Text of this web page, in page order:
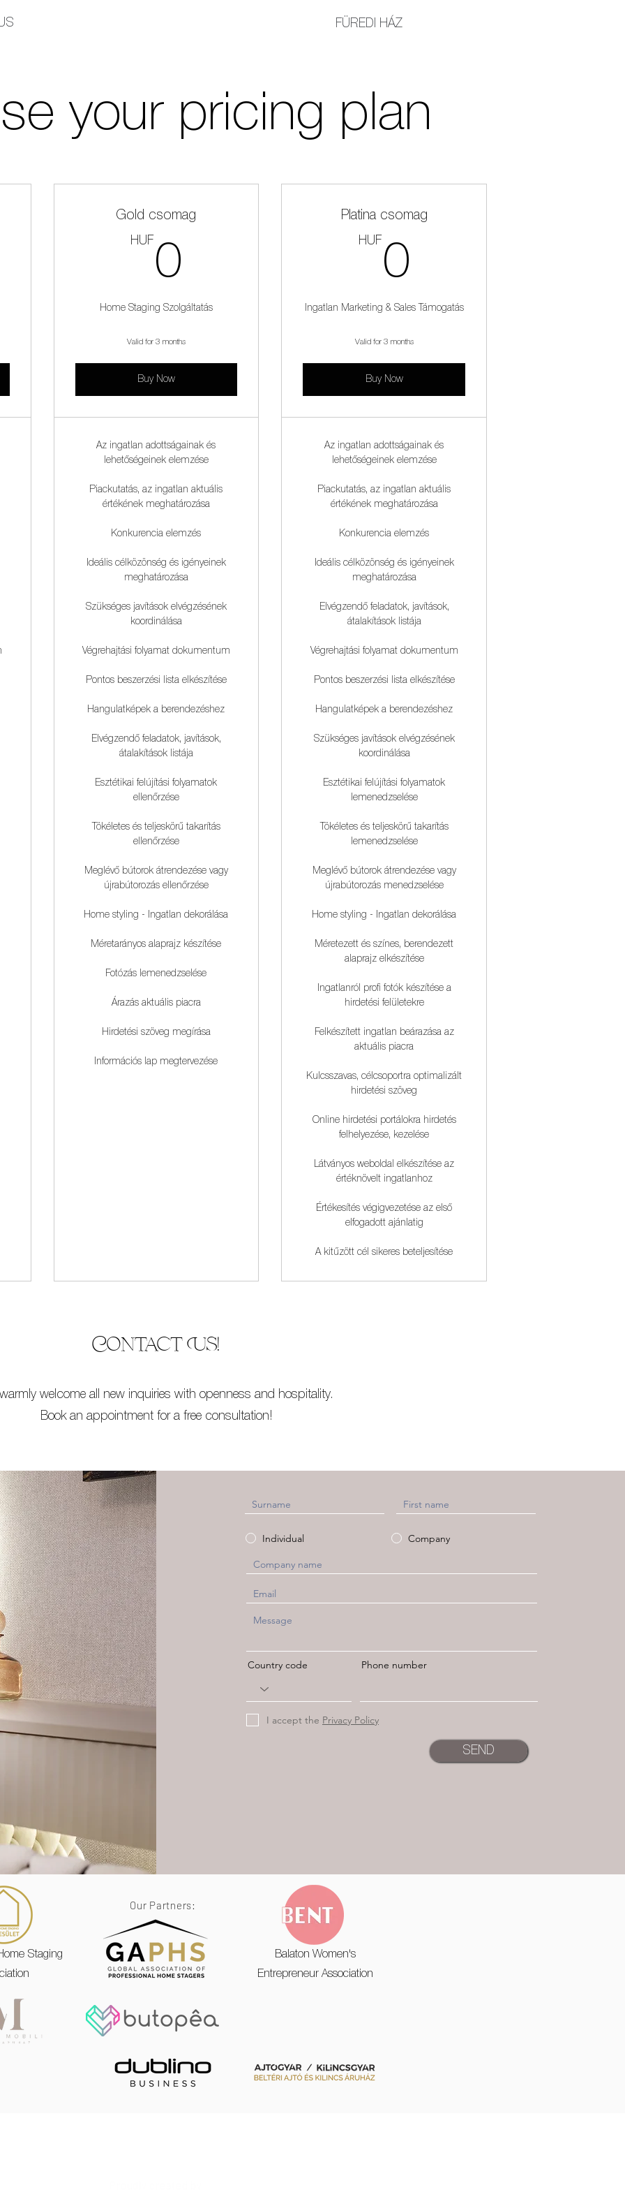
FÜREDI HÁZ
your pricing plan
Gold csomag
HUF
0
Home Staging Szolgáltatás
Valid for 3 months
Buy Now
Az ingatlan adottságainak és
lehetőségeinek elemzése
Piackutatás, az ingatlan aktuális
értékének meghatározása
Konkurencia elemzés
Ideális célközönség és igényeinek
meghatározása
Szükséges javítások elvégzésének
koordinálása
Végrehajtási folyamat dokumentum
Pontos beszerzési lista elkészítése
Hangulatképek a berendezéshez
Elvégzendő feladatok, javítások,
átalakítások listája
Esztétikai felújítási folyamatok
ellenőrzése
Tökéletes és teljeskörű takarítás
ellenőrzése
Meglévő bútorok átrendezése vagy
újrabútorozás ellenőrzése
Home styling - Ingatlan dekorálása
Méretarányos alaprajz készítése
Fotózás lemenedzselése
Árazás aktuális piacra
Hirdetési szöveg megírása
Információs lap megtervezése
Platina csomag
HUF
0
Ingatlan Marketing & Sales Támogatás
Valid for 3 months
Buy Now
Az ingatlan adottságainak és
lehetőségeinek elemzése
Piackutatás, az ingatlan aktuális
értékének meghatározása
Konkurencia elemzés
Ideális célközönség és igényeinek
meghatározása
Elvégzendő feladatok, javítások,
átalakítások listája
Végrehajtási folyamat dokumentum
Pontos beszerzési lista elkészítése
Hangulatképek a berendezéshez
Szükséges javítások elvégzésének
koordinálása
Esztétikai felújítási folyamatok
lemenedzselése
Tökéletes és teljeskörű takarítás
lemenedzselése
Meglévő bútorok átrendezése vagy
újrabútorozás menedzselése
Home styling - Ingatlan dekorálása
Méretezett és színes, berendezett
alaprajz elkészítése
Ingatlanról profi fotók készítése a
hirdetési felületekre
Felkészített ingatlan beárazása az
aktuális piacra
Kulcsszavas, célcsoportra optimalizált
hirdetési szöveg
Online hirdetési portálokra hirdetés
felhelyezése, kezelése
Látványos weboldal elkészítése az
értéknövelt ingatlanhoz
Értékesítés végigvezetése az első
elfogadott ajánlatig
A kitűzött cél sikeres beteljesítése
Contact Us!
welcome all new inquiries with openness and hospitality.
Book an appointment for a free consultation!
Individual Company
Country code Phone number
I accept the Privacy Policy
SEND
Staging
Our Partners:
Balaton Women's
Entrepreneur Association